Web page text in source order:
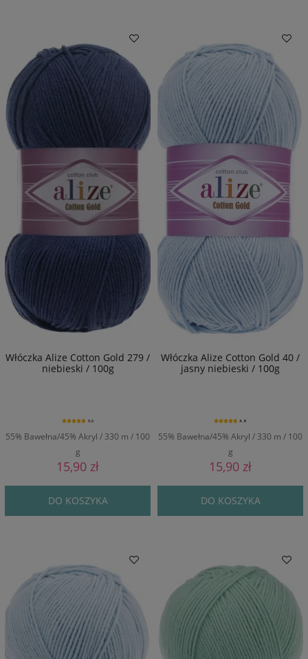
Włóczka Alize Cotton Gold 279 /
niebieski / 100g
55% Bawełna/45% Akryl / 330 m / 100
g
5.0
15,90 zł
DO KOSZYKA
Włóczka Alize Cotton Gold 40 /
jasny niebieski / 100g
55% Bawełna/45% Akryl / 330 m / 100
g
4.8
15,90 zł
DO KOSZYKA